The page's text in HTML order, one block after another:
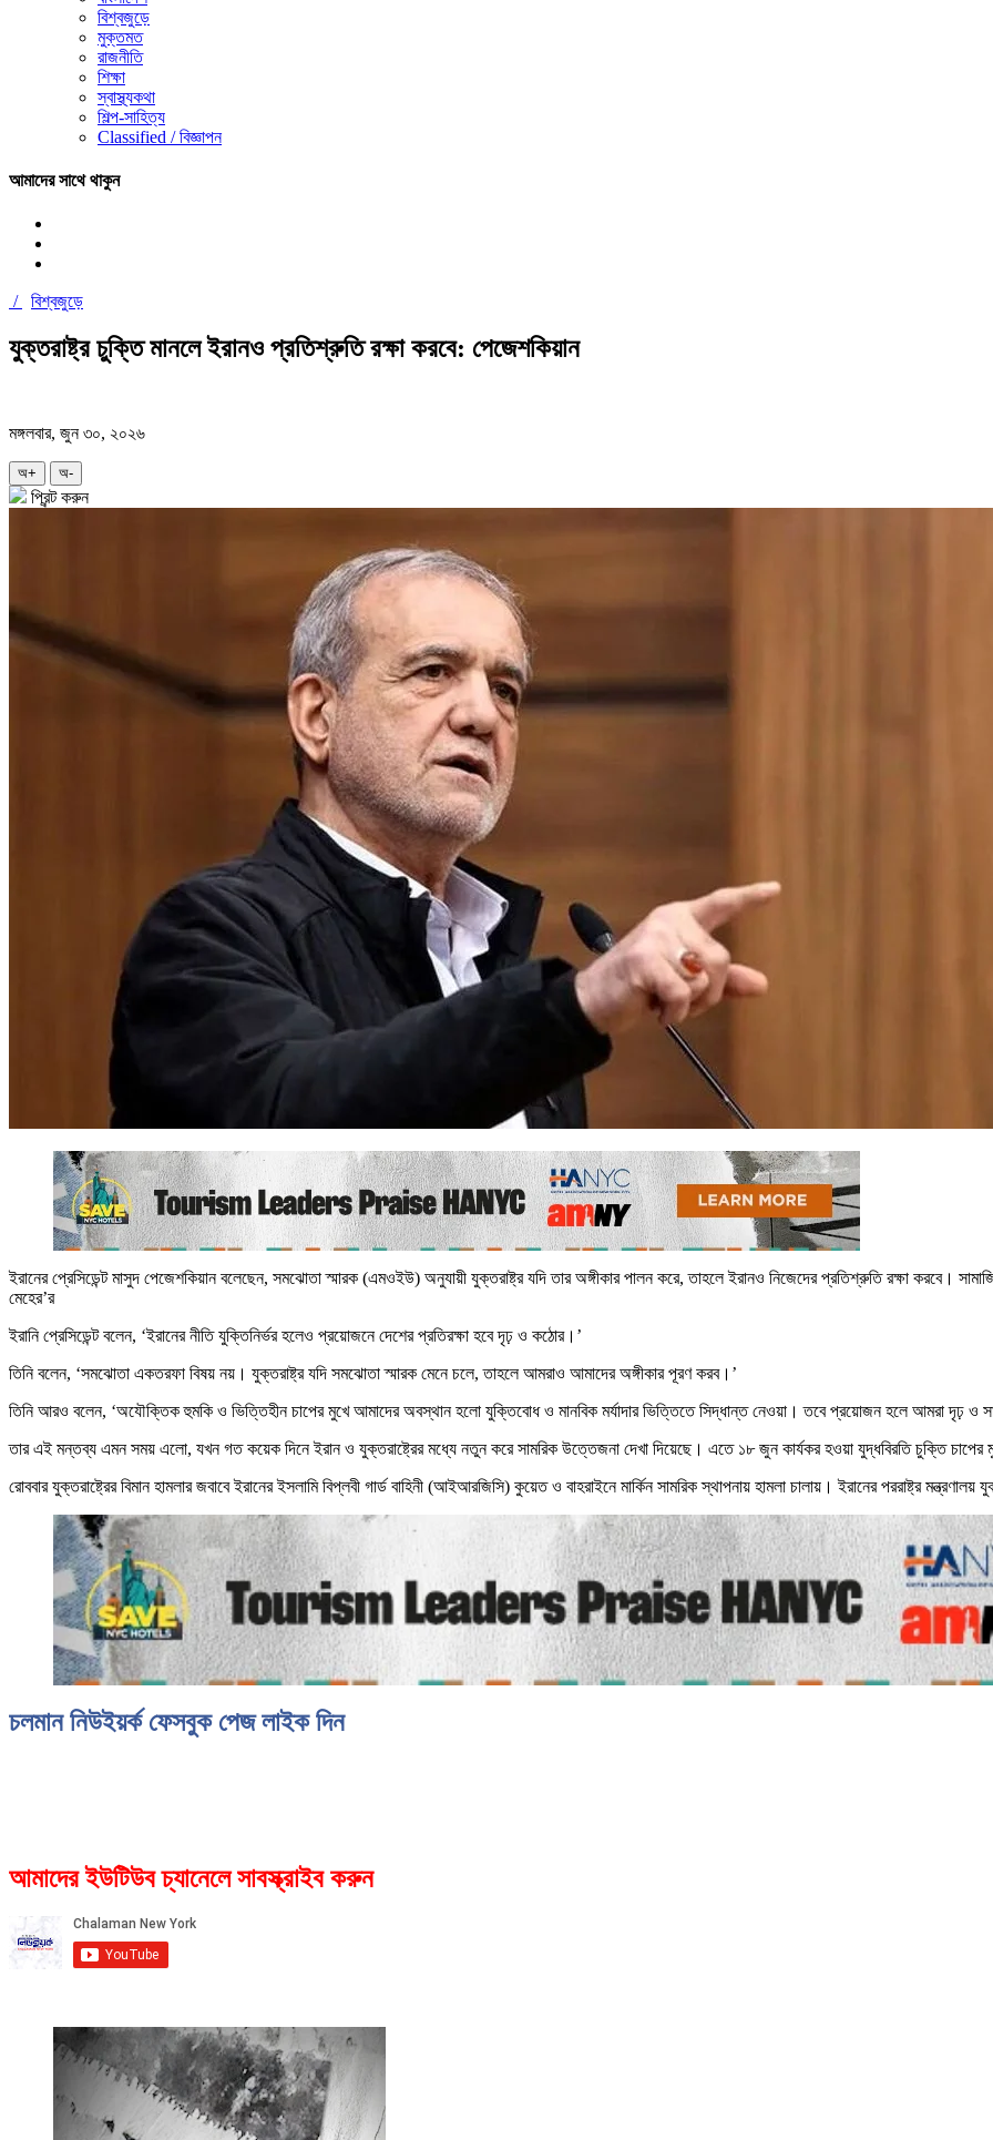
বিশ্বজুড়ে
মুক্তমত
রাজনীতি
শিক্ষা
স্বাস্থ্যকথা
শিল্প-সাহিত্য
Classified / বিজ্ঞাপন
আমাদের সাথে থাকুন
/ বিশ্বজুড়ে
যুক্তরাষ্ট্র চুক্তি মানলে ইরানও প্রতিশ্রুতি রক্ষা করবে: পেজেশকিয়ান
মঙ্গলবার, জুন ৩০, ২০২৬
অ+ অ-
প্রিন্ট করুন
ইরানের প্রেসিডেন্ট মাসুদ পেজেশকিয়ান বলেছেন, সমঝোতা স্মারক (এমওইউ) অনুযায়ী যুক্তরাষ্ট্র যদি তার অঙ্গীকার পালন করে, তাহলে ইরানও নিজেদের প্রতিশ্রুতি রক্ষা করবে।
মেহের’র
ইরানি প্রেসিডেন্ট বলেন, ‘ইরানের নীতি যুক্তিনির্ভর হলেও প্রয়োজনে দেশের প্রতিরক্ষা হবে দৃঢ় ও কঠোর।’
তিনি বলেন, ‘সমঝোতা একতরফা বিষয় নয়। যুক্তরাষ্ট্র যদি সমঝোতা স্মারক মেনে চলে, তাহলে আমরাও আমাদের অঙ্গীকার পূরণ করব।’
তিনি আরও বলেন, ‘অযৌক্তিক হুমকি ও ভিত্তিহীন চাপের মুখে আমাদের অবস্থান হলো যুক্তিবোধ ও মানবিক মর্যাদার ভিত্তিতে সিদ্ধান্ত নেওয়া। তবে প্রয়োজন হলে আমরা দৃঢ় ও
তার এই মন্তব্য এমন সময় এলো, যখন গত কয়েক দিনে ইরান ও যুক্তরাষ্ট্রের মধ্যে নতুন করে সামরিক উত্তেজনা দেখা দিয়েছে। এতে ১৮ জুন কার্যকর হওয়া যুদ্ধবিরতি চুক্তি চাপের
রোববার যুক্তরাষ্ট্রের বিমান হামলার জবাবে ইরানের ইসলামি বিপ্লবী গার্ড বাহিনী (আইআরজিসি) কুয়েত ও বাহরাইনে মার্কিন সামরিক স্থাপনায় হামলা চালায়। ইরানের পররাষ্ট্র মন্ত্রণালয়
চলমান নিউইয়র্ক ফেসবুক পেজ লাইক দিন
আমাদের ইউটিউব চ্যানেলে সাবস্ক্রাইব করুন